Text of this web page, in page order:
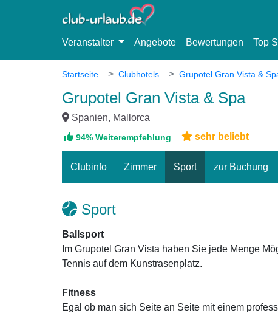
Veranstalter Angebote Bewertungen Top
Startseite Clubhotels Grupotel Gran Vista &
Grupotel Gran Vista & Spa
Spanien, Mallorca
94% Weiterempfehlung sehr beliebt
Clubinfo Zimmer Sport zur Buchung
Sport
Ballsport
Im Grupotel Gran Vista haben Sie jede Menge
Tennis auf dem Kunstrasenplatz.
Fitness
Egal ob man sich Seite an Seite mit einem